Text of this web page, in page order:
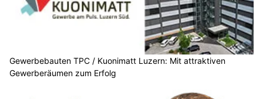
Gewerbebauten TPC / Kuonimatt Luzern: Mit attraktiven
Gewerberäumen zum Erfolg